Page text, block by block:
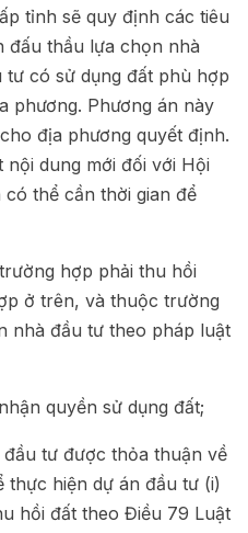
tỉnh sẽ quy định các tiêu
đấu thầu lựa chọn nhà
có sử dụng đất phù hợp
phương. Phương án này
địa phương quyết định.
dung mới đối với Hội
thể cần thời gian để
hợp phải thu hồi
ở trên, và thuộc trường
nhà đầu tư theo pháp luật
quyền sử dụng đất;
tư được thỏa thuận về
thực hiện dự án đầu tư (i)
hồi đất theo Điều 79 Luật